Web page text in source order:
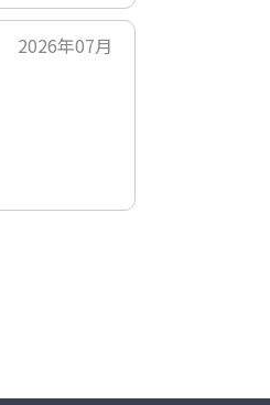
2026年07月